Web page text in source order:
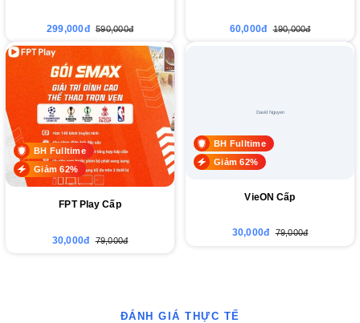
299,000đ 590,000đ 60,000đ 190,000đ
Giảm 62%
BH Fulltime
FPT Play Cấp
30,000đ 79,000đ
Giảm 62%
BH Fulltime
VieON Cấp
30,000đ 79,000đ